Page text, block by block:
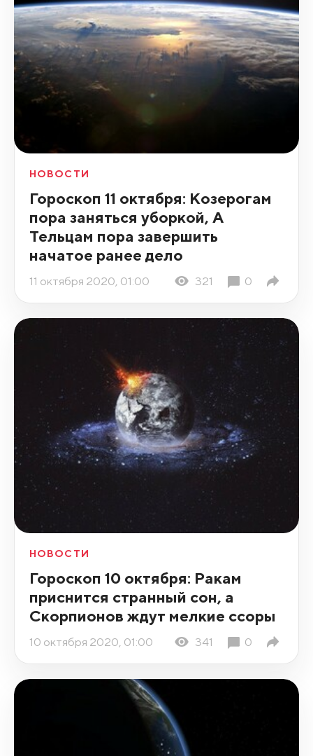
НОВОСТИ
Гороскоп 11 октября: Козерогам
пора заняться уборкой, А
Тельцам пора завершить
начатое ранее дело
11 октября 2020, 01:00 321 0
НОВОСТИ
Гороскоп 10 октября: Ракам
приснится странный сон, а
Скорпионов ждут мелкие ссоры
10 октября 2020, 01:00 341 0